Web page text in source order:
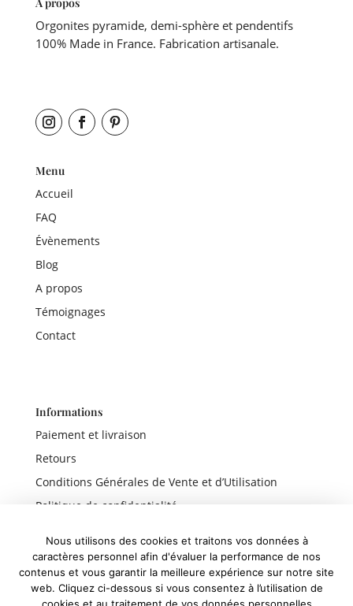
Orgonites pyramide, demi-sphère et pendentifs
100% Made in France. Fabrication artisanale.
Menu
Accueil
FAQ
Évènements
Blog
A propos
Témoignages
Contact
Informations
Paiement et livraison
Retours
Conditions Générales de Vente et d’Utilisation
Politique de confidentialité
Nous utilisons des cookies et traitons vos données à
caractères personnel afin d'évaluer la performance de nos
contenus et vous garantir la meilleure expérience sur notre site
web. Cliquez ci-dessous si vous consentez à l’utilisation de